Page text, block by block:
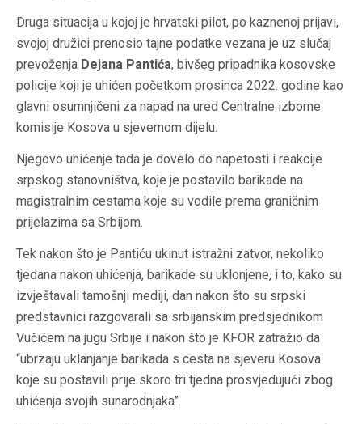
Druga situacija u kojoj je hrvatski pilot, po kaznenoj prijavi,
svojoj družici prenosio tajne podatke vezana je uz slučaj
prevoženja Dejana Pantića, bivšeg pripadnika kosovske
policije koji je uhićen početkom prosinca 2022. godine kao
glavni osumnjičeni za napad na ured Centralne izborne
komisije Kosova u sjevernom dijelu.
Njegovo uhićenje tada je dovelo do napetosti i reakcije
srpskog stanovništva, koje je postavilo barikade na
magistralnim cestama koje su vodile prema graničnim
prijelazima sa Srbijom.
Tek nakon što je Pantiću ukinut istražni zatvor, nekoliko
tjedana nakon uhićenja, barikade su uklonjene, i to, kako su
izvještavali tamošnji mediji, dan nakon što su srpski
predstavnici razgovarali sa srbijanskim predsjednikom
Vučićem na jugu Srbije i nakon što je KFOR zatražio da
“ubrzaju uklanjanje barikada s cesta na sjeveru Kosova
koje su postavili prije skoro tri tjedna prosvjedujući zbog
uhićenja svojih sunarodnjaka”.